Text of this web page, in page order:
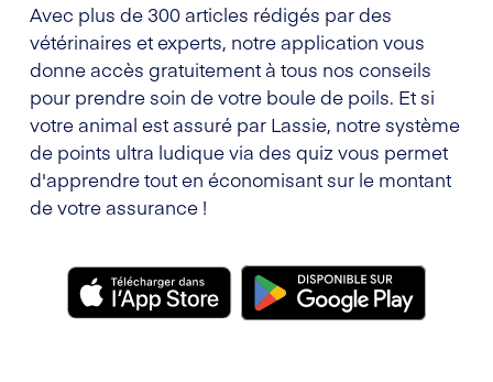
Avec plus de 300 articles rédigés par des
vétérinaires et experts, notre application vous
donne accès gratuitement à tous nos conseils
pour prendre soin de votre boule de poils. Et si
votre animal est assuré par Lassie, notre système
de points ultra ludique via des quiz vous permet
d'apprendre tout en économisant sur le montant
de votre assurance !